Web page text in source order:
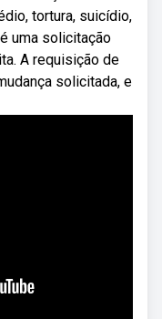
tortura, suicídio,
uma solicitação
A requisição de
solicitada, e